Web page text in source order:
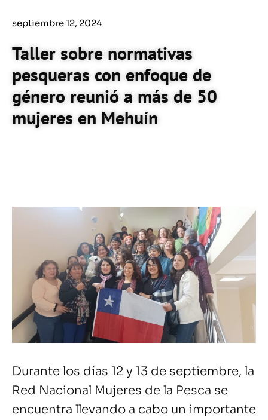
septiembre 12, 2024
Taller sobre normativas
pesqueras con enfoque de
género reunió a más de 50
mujeres en Mehuín
Durante los días 12 y 13 de septiembre, la
Red Nacional Mujeres de la Pesca se
encuentra llevando a cabo un importante